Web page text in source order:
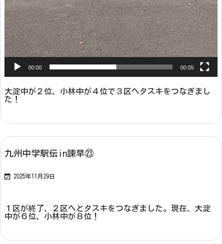
00:00 00:05
大淀中が２位、小林中が４位で３区へタスキをつなぎまし
た！
九州中学駅伝in諫早㉓
 2025年11月29日
１区が終了、２区へとタスキをつなぎました。現在、大淀
中が６位、小林中が８位！